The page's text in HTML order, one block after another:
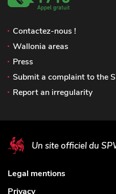
Contactez-nous !
Wallonia areas
Press
Submit a complaint to the
Report an irregularity
Un site officiel du
Legal mentions
Privacy